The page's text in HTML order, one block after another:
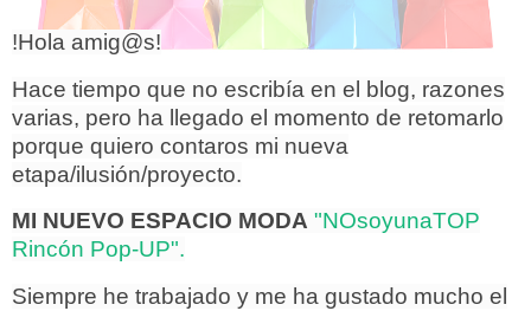
!Hola amig@s!
Hace tiempo que no escribía en el blog, razones
varias, pero ha llegado el momento de retomarlo
porque quiero contaros mi nueva
etapa/ilusión/proyecto.
MI NUEVO ESPACIO MODA "NOsoyunaTOP
Rincón Pop-UP".
Siempre he trabajado y me ha gustado mucho el